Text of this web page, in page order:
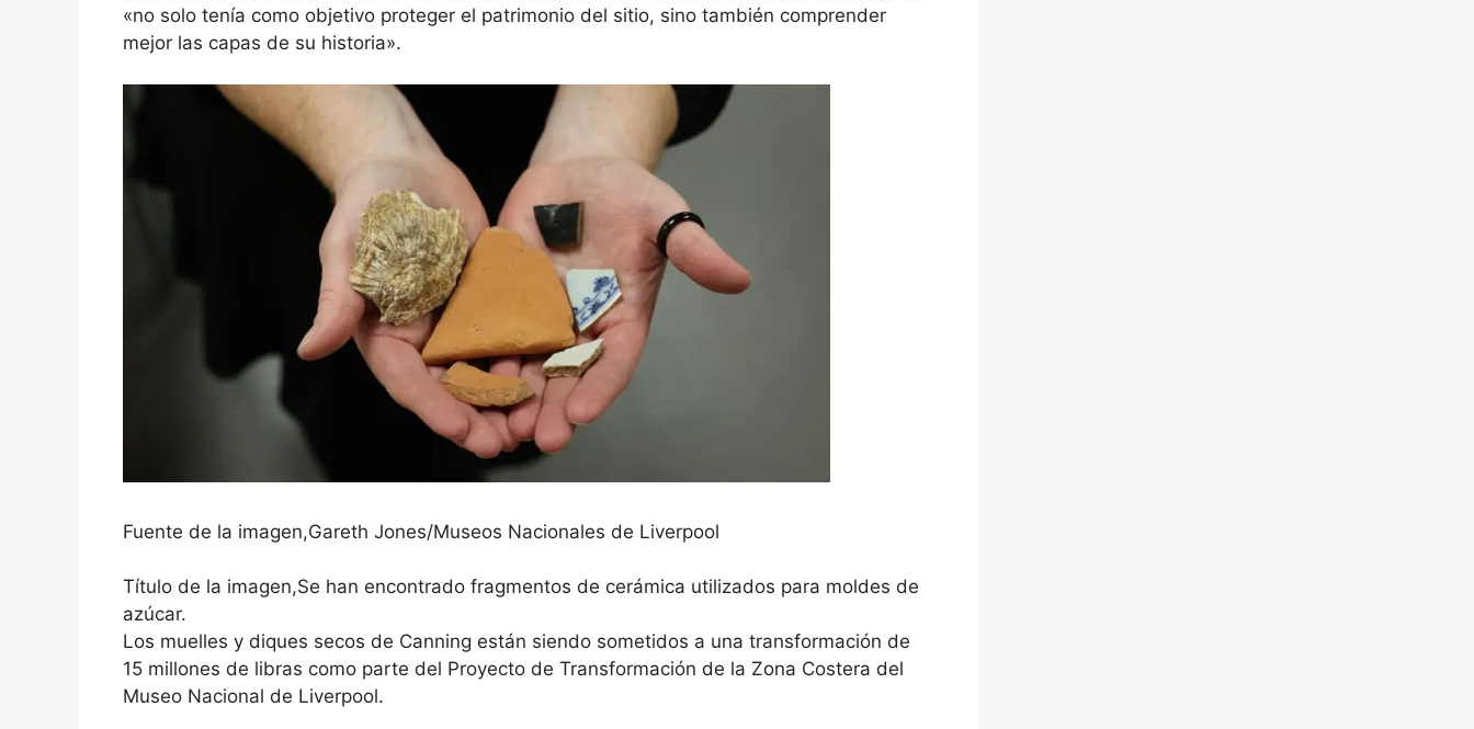
«no solo tenía como objetivo proteger el patrimonio del sitio, sino también comprender
mejor las capas de su historia».
Fuente de la imagen,Gareth Jones/Museos Nacionales de Liverpool
Título de la imagen,Se han encontrado fragmentos de cerámica utilizados para moldes de
azúcar.
Los muelles y diques secos de Canning están siendo sometidos a una transformación de
15 millones de libras como parte del Proyecto de Transformación de la Zona Costera del
Museo Nacional de Liverpool.